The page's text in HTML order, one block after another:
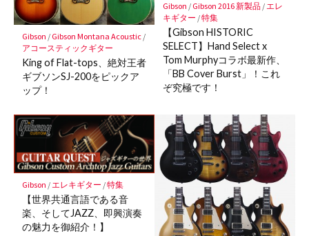
Gibson / Gibson Montana Acoustic/
アコースティックギター
King of Flat-tops、絶対王者
ギブソンSJ-200をピックア
ップ！
Gibson / Gibson 2016 新製品/エレ
キギター /特集
【Gibson HISTORIC
SELECT】Hand Select x
Tom Murphyコラボ最新作、
「BB Cover Burst」！これ
ぞ究極です！
Gibson /エレキギター /特集
【世界共通言語である音
楽、そしてJAZZ、即興演奏
の魅力を御紹介！】